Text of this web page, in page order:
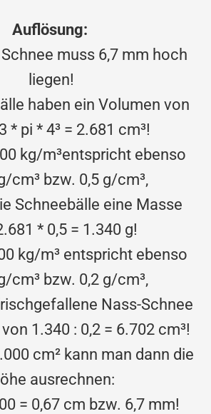
Auflösung:
muss 6,7 mm hoch
liegen!
haben ein Volumen von
* pi * 4³ = 2.681 cm³!
kg/m³entspricht ebenso
cm³ bzw. 0,5 g/cm³,
Schneebälle eine Masse
* 0,5 = 1.340 g!
kg/m³ entspricht ebenso
cm³ bzw. 0,2 g/cm³,
Nass-Schnee
1.340 : 0,2 = 6.702 cm³!
cm² kann man dann die
ausrechnen:
= 0,67 cm bzw. 6,7 mm!